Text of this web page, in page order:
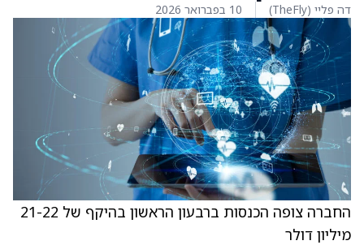
דה פליי (TheFly) 10 בפברואר 2026
החברה צופה הכנסות ברבעון הראשון בהיקף של 21-22
מיליון דולר